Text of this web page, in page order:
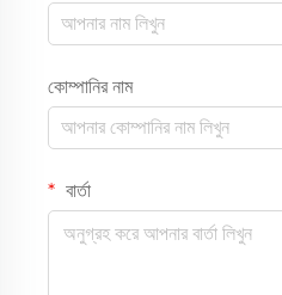
কোম্পানির নাম
বার্তা